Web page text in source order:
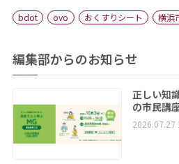
bdot ovo おくすりシート 横浜
編集部からのお知らせ
正しい知
の市民講
2026.07.27